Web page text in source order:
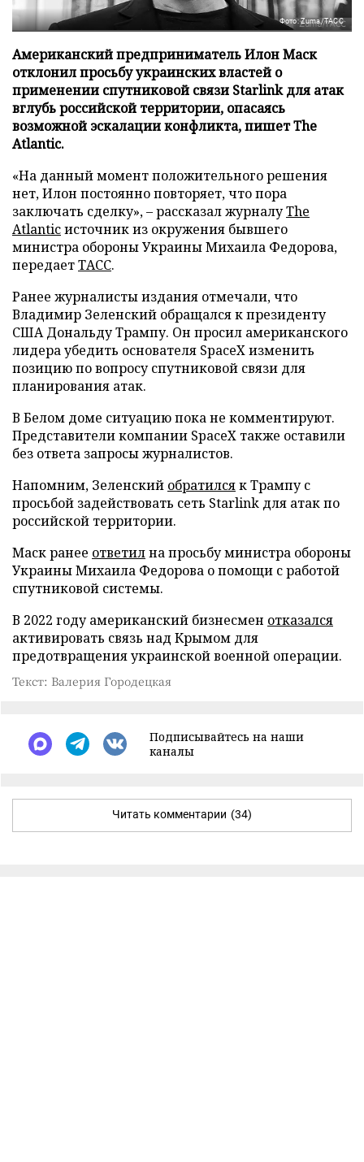
Фото: Zuma/ТАСС
Американский предприниматель Илон Маск
отклонил просьбу украинских властей о
применении спутниковой связи Starlink для атак
вглубь российской территории, опасаясь
возможной эскалации конфликта, пишет The
Atlantic.
«На данный момент положительного решения
нет, Илон постоянно повторяет, что пора
заключать сделку», – рассказал журналуThe
Atlanticисточник из окружения бывшего
министра обороны Украины Михаила Федорова,
передаетТАСС.
Ранее журналисты издания отмечали, что
Владимир Зеленский обращался к президенту
США Дональду Трампу. Он просил американского
лидера убедить основателя SpaceX изменить
позицию по вопросу спутниковой связи для
планирования атак.
В Белом доме ситуацию пока не комментируют.
Представители компании SpaceX также оставили
без ответа запросы журналистов.
Напомним, Зеленский обратилсяк Трампу с
просьбой задействовать сеть Starlink для атак по
российской территории.
Маск ранее ответилна просьбу министра обороны
Украины Михаила Федорова о помощи с работой
спутниковой системы.
В 2022 году американский бизнесмен отказался
активировать связь над Крымом для
предотвращения украинской военной операции.
Текст: Валерия Городецкая
Подписывайтесь на наши
каналы
Читать комментарии (34)